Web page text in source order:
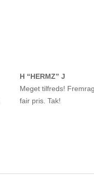
H “HERMZ” J
Meget tilfreds!
fair pris. Tak!